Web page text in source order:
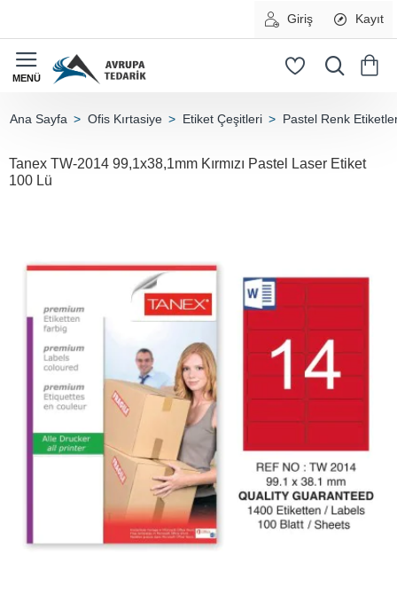
Giriş Kayıt
Ofis Kırtasiye Etiket Çeşitleri Pastel Renk
Tanex TW-2014 99,1x38,1mm Kırmızı Pastel Laser Etiket
100 Lü